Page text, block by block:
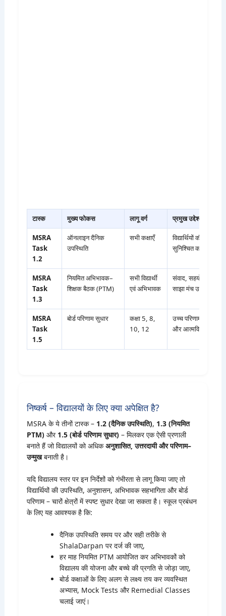
टास्क मुख्य फोकस लागू वर्ग प्रमुख उद्देश्य
MSRA
Task
1.2
ऑनलाइन दैनिक
उपस्थिति
सभी कक्षाएँ
विद्यार्थियों की
सुनिश्चित करना।
MSRA
Task
1.3
नियमित अभिभावक–
शिक्षक बैठक (PTM)
सभी विद्यार्थी
एवं अभिभावक
संवाद, सहयोग और
साझा मंच उपलब्ध
MSRA
Task
1.5
बोर्ड परिणाम सुधार
कक्षा 5, 8,
10, 12
उच्च परिणाम, बेहतर
और आत्मविश्वास
निष्कर्ष – विद्यालयों के लिए क्या अपेक्षित है?
MSRA के ये तीनों टास्क – 1.2 (दैनिक उपस्थिति), 1.3 (नियमित
PTM)और 1.5 (बोर्ड परिणाम सुधार)– मिलकर एक ऐसी प्रणाली
बनाते हैं जो विद्यालयों को अधिकअनुशासित, उत्तरदायी और परिणाम–
उन्मुखबनाती है।
यदि विद्यालय स्तर पर इन निर्देशों को गंभीरता से लागू किया जाए तो
विद्यार्थियों की उपस्थिति, अनुशासन, अभिभावक सहभागिता और बोर्ड
परिणाम – चारों क्षेत्रों में स्पष्ट सुधार देखा जा सकता है। स्कूल प्रबंधन
के लिए यह आवश्यक है कि:
दैनिक उपस्थिति समय पर और सही तरीके से
ShalaDarpan पर दर्ज की जाए,
हर माह नियमित PTM आयोजित कर अभिभावकों को
विद्यालय की योजना और बच्चे की प्रगति से जोड़ा जाए,
बोर्ड कक्षाओं के लिए अलग से लक्ष्य तय कर व्यवस्थित
अभ्यास, Mock Tests और Remedial Classes
चलाई जाएं।